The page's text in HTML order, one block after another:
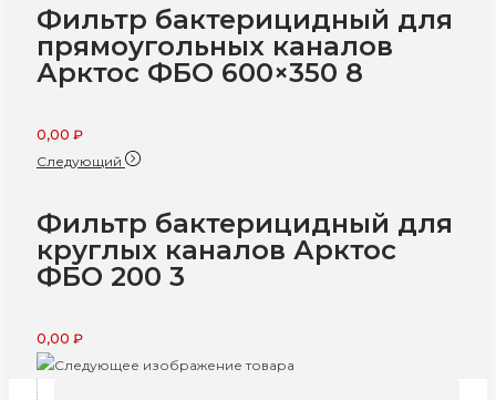
Фильтр бактерицидный для
прямоугольных каналов
Арктос ФБО 600×350 8
0,00 ₽
Следующий
Фильтр бактерицидный для
круглых каналов Арктос
ФБО 200 3
0,00 ₽